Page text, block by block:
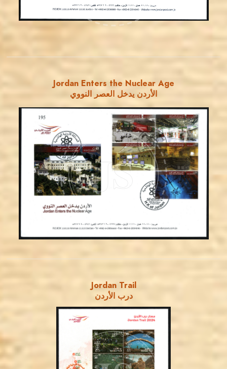
EST. 2007
Jordan Enters the Nuclear Age
الأردن يدخل العصر النووي
JS
MAHDI BSEISO
Jordan Trail
درب الأردن
MAHDI BSEISO